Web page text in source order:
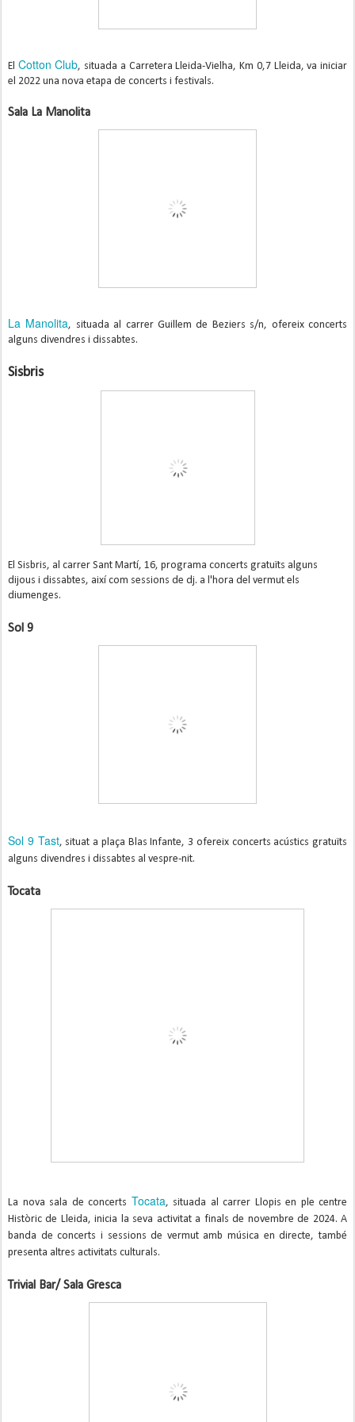
El Cotton Club, situada a Carretera Lleida-Vielha, Km 0,7 Lleida, va iniciar
el 2022 una nova etapa de concerts i festivals.
Sala La Manolita
La Manolita, situada al carrer Guillem de Beziers s/n, ofereix concerts
alguns divendres i dissabtes.
Sisbris
El Sisbris, al carrer Sant Martí, 16, programa concerts gratuïts alguns
dijous i dissabtes, així com sessions de dj. a l'hora del vermut els
diumenges.
Sol 9
Sol 9 Tast, situat a plaça Blas Infante, 3 ofereix concerts acústics gratuïts
alguns divendres i dissabtes al vespre-nit.
Tocata
La nova sala de concerts Tocata, situada al carrer Llopis en ple centre
Històric de Lleida, inicia la seva activitat a finals de novembre de 2024. A
banda de concerts i sessions de vermut amb música en directe, també
presenta altres activitats culturals.
Trivial Bar/ Sala Gresca